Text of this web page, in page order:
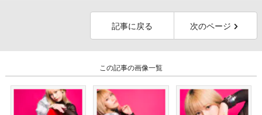
記事に戻る 次のページ
この記事の画像一覧